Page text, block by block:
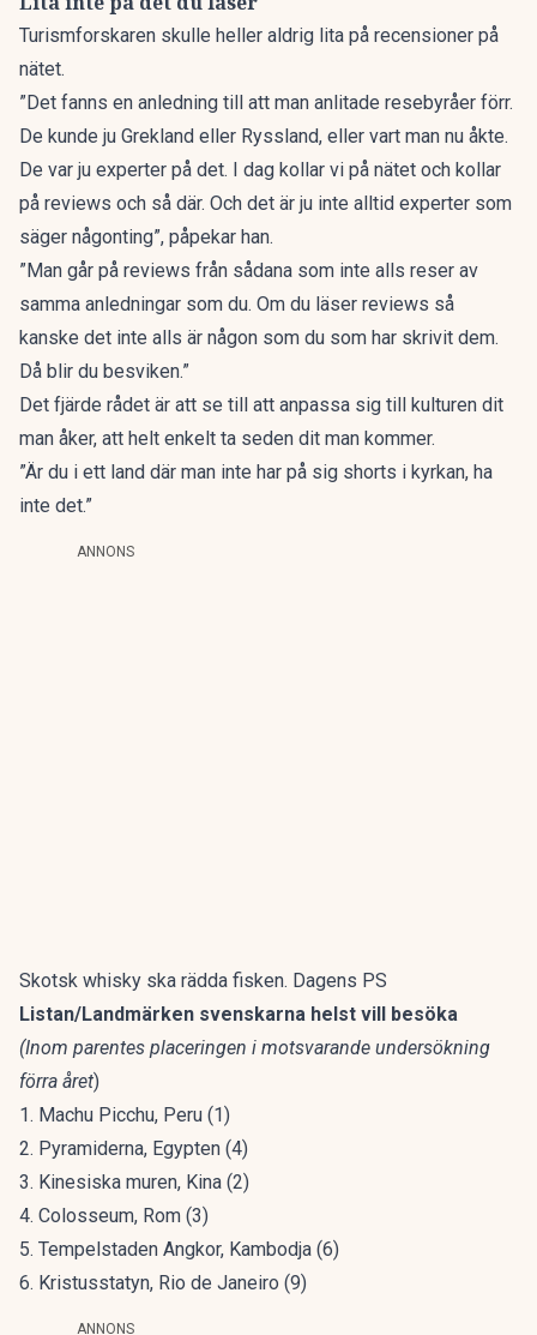
Turismforskaren skulle heller aldrig lita på recensioner på
nätet.
”Det fanns en anledning till att man anlitade resebyråer förr.
De kunde ju Grekland eller Ryssland, eller vart man nu åkte.
De var ju experter på det. I dag kollar vi på nätet och kollar
på reviews och så där. Och det är ju inte alltid experter som
säger någonting”, påpekar han.
”Man går på reviews från sådana som inte alls reser av
samma anledningar som du. Om du läser reviews så
kanske det inte alls är någon som du som har skrivit dem.
Då blir du besviken.”
Det fjärde rådet är att se till att anpassa sig till kulturen dit
man åker, att helt enkelt ta seden dit man kommer.
”Är du i ett land där man inte har på sig shorts i kyrkan, ha
inte det.”
ANNONS
Skotsk whisky ska rädda fisken. Dagens PS
Listan/Landmärken svenskarna helst vill besöka
(Inom parentes placeringen i motsvarande undersökning
förra året)
1. Machu Picchu, Peru (1)
2. Pyramiderna, Egypten (4)
3. Kinesiska muren, Kina (2)
4. Colosseum, Rom (3)
5. Tempelstaden Angkor, Kambodja (6)
6. Kristusstatyn, Rio de Janeiro (9)
ANNONS